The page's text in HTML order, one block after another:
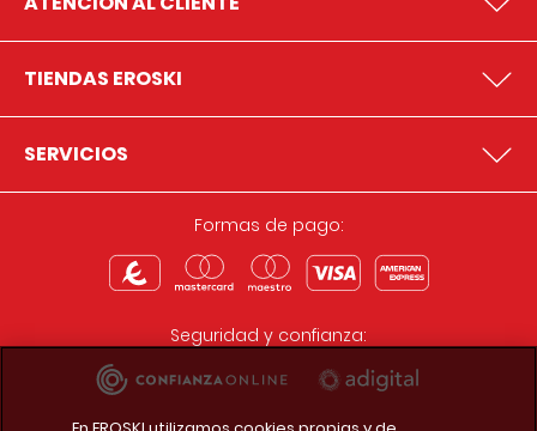
TIENDAS EROSKI
SERVICIOS
Formas de pago:
Seguridad y confianza: